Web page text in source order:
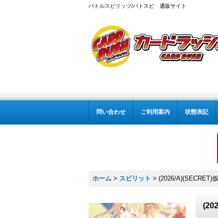
バトルスピリッツ/バトスピ 通販サイト
問い合わせ ご利用案内 状態表記
ホーム > スピリット > (2026/A)(SECRET)